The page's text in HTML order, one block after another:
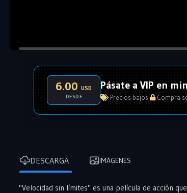
6.00USD
DESDE
Pásate a VIP en
Precios bajos· Compra
DESCARGA IMÁGENES
"Velocidad sin límites" es una película de acción